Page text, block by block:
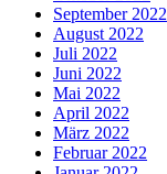
September 2022
August 2022
Juli 2022
Juni 2022
Mai 2022
April 2022
März 2022
Februar 2022